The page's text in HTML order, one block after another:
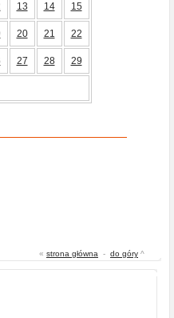
13 14 15
20 21 22
27 28 29
« strona główna - do góry ^